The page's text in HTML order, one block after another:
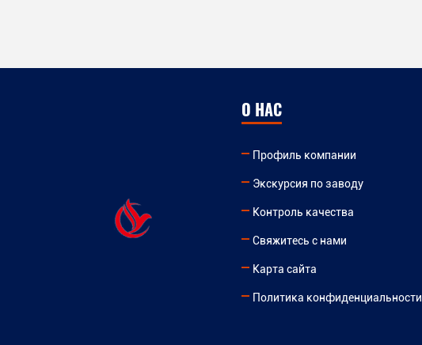
О НАС
Профиль компании
Экскурсия по заводу
Контроль качества
Свяжитесь с нами
Карта сайта
Политика конфиденциальности